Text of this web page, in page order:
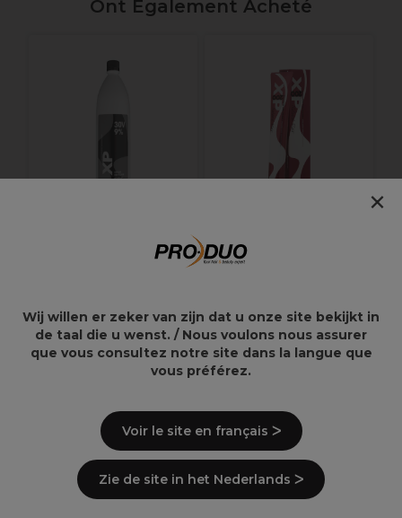
Ont Également Acheté
XP Oxycream 9%-30
13,75€
XP200 Natural Flair
100ml
10,55€
Information importante : Combinez cette coloration
avec un des oxydant XP100
Disponible en plusieurs volumétries,
Wij willen er zeker van zijn dat u onze site bekijkt in
de taal die u wenst. / Nous voulons nous assurer
que vous consultez notre site dans la langue que
vous préférez.
Voir le site en français ᐳ
Zie de site in het Nederlands ᐳ
×